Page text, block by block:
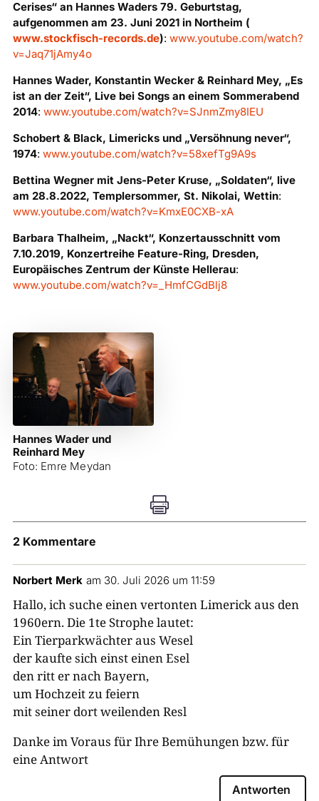
Cerises“ an Hannes Waders 79. Geburtstag,
aufgenommen am 23. Juni 2021 in Northeim (
www.stockfisch-records.de): www.youtube.com/watch?
v=Jaq71jAmy4o
Hannes Wader, Konstantin Wecker & Reinhard Mey, „Es
ist an der Zeit“, Live bei Songs an einem Sommerabend
2014: www.youtube.com/watch?v=SJnmZmy8IEU
Schobert & Black, Limericks und „Versöhnung never“,
1974: www.youtube.com/watch?v=58xefTg9A9s
Bettina Wegner mit Jens-Peter Kruse, „Soldaten“, live
am 28.8.2022, Templersommer, St. Nikolai, Wettin:
www.youtube.com/watch?v=KmxE0CXB-xA
Barbara Thalheim, „Nackt“, Konzertausschnitt vom
7.10.2019, Konzertreihe Feature-Ring, Dresden,
Europäisches Zentrum der Künste Hellerau:
www.youtube.com/watch?v=_HmfCGdBlj8
Hannes Wader und
Reinhard Mey
Foto: Emre Meydan

2 Kommentare
Norbert Merk am 30. Juli 2026 um 11:59
Hallo, ich suche einen vertonten Limerick aus den
1960ern. Die 1te Strophe lautet:
Ein Tierparkwächter aus Wesel
der kaufte sich einst einen Esel
den ritt er nach Bayern,
um Hochzeit zu feiern
mit seiner dort weilenden Resl
Danke im Voraus für Ihre Bemühungen bzw. für
eine Antwort
Antworten